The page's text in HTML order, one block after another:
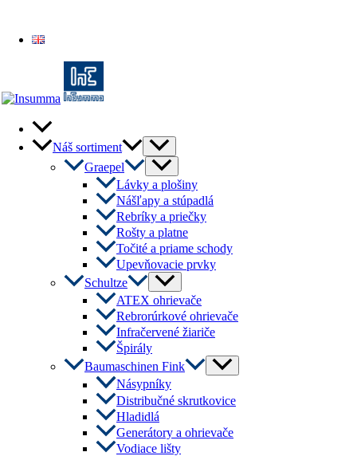
Náš sortiment
Menu
Toggle
Graepel
Menu
Toggle
Lávky a plošiny
Nášľapy a stúpadlá
Rebríky a priečky
Rošty a platne
Točité a priame schody
Upevňovacie prvky
Schultze
Menu
Toggle
ATEX ohrievače
Rebrorúrkové ohrievače
Infračervené žiariče
Špirály
Baumaschinen Fink
Menu
Toggle
Násypníky
Distribučné skrutkovice
Hladidlá
Generátory a ohrievače
Vodiace lišty